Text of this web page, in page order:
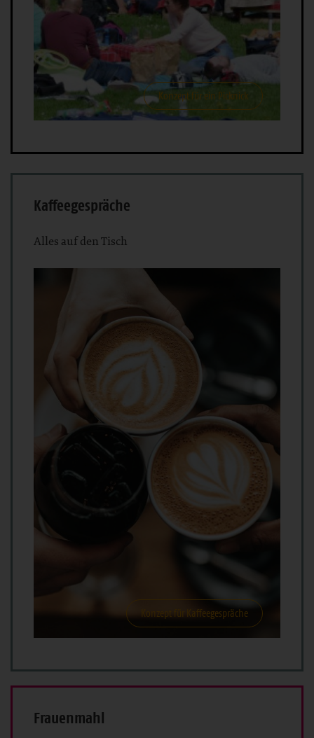
Konzept für ein Picknick
Kaffeegespräche
Alles auf den Tisch
Konzept für Kaffeegespräche
Frauenmahl